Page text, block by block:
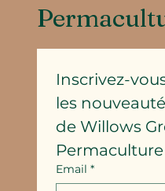
Inscrivez-
les
de Willows
Permaculture
Email *